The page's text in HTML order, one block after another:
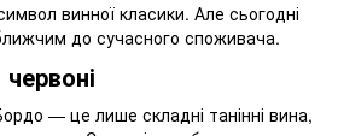
винної класики. Але сьогодні
до сучасного споживача.
— це лише складні танінні вина,